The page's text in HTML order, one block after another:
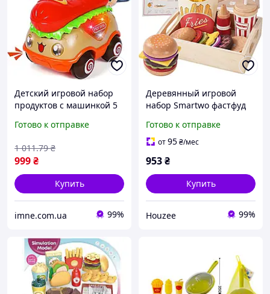
Детский игровой набор
продуктов с машинкой 5
гамбургер хот дог на
свет мелодии
Готово к отправке
999₴
1 011.79 ₴
Купить
imne.com.ua 99%
Деревянный игровой
набор Smartwo фастфуд
ролевых игр и развития
моторики
Готово к отправке
от95₴/мес
953₴
Купить
Houzee 99%